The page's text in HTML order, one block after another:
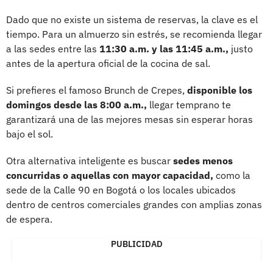
Dado que no existe un sistema de reservas, la clave es el
tiempo. Para un almuerzo sin estrés, se recomienda llegar
a las sedes entre las 11:30 a.m. y las 11:45 a.m., justo
antes de la apertura oficial de la cocina de sal.
Si prefieres el famoso Brunch de Crepes, disponible los
domingos desde las 8:00 a.m., llegar temprano te
garantizará una de las mejores mesas sin esperar horas
bajo el sol.
Otra alternativa inteligente es buscar sedes menos
concurridas o aquellas con mayor capacidad, como la
sede de la Calle 90 en Bogotá o los locales ubicados
dentro de centros comerciales grandes con amplias zonas
de espera.
PUBLICIDAD